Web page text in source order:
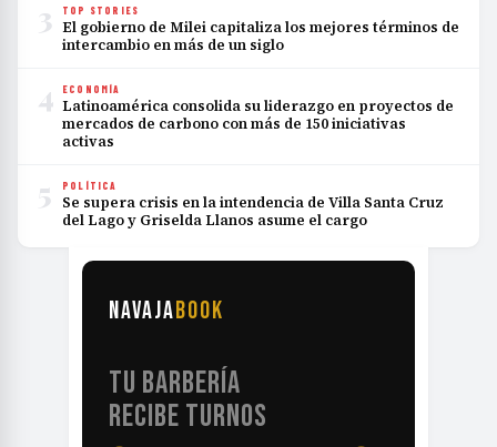
3 TOP STORIES
El gobierno de Milei capitaliza los mejores términos de
intercambio en más de un siglo
4 ECONOMÍA
Latinoamérica consolida su liderazgo en proyectos de
mercados de carbono con más de 150 iniciativas
activas
5 POLÍTICA
Se supera crisis en la intendencia de Villa Santa Cruz
del Lago y Griselda Llanos asume el cargo
NAVAJABOOK
TU BARBERÍA
RECIBE TURNOS